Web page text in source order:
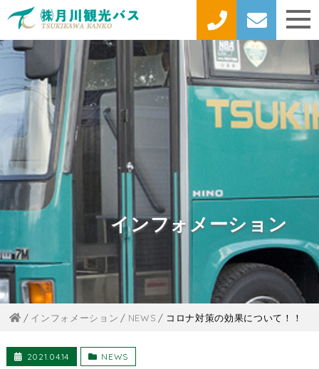
インフォメーション
インフォメーション NEWS コロナ対策の効果について！！
2021.04.14 NEWS